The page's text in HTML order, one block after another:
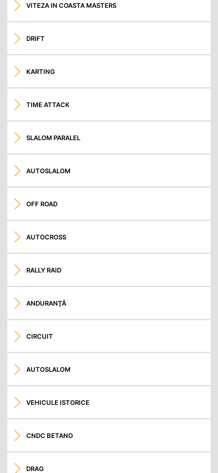
VITEZA IN COASTA MASTERS
DRIFT
KARTING
TIME ATTACK
SLALOM PARALEL
AUTOSLALOM
OFF ROAD
AUTOCROSS
RALLY RAID
ANDURANŢĂ
CIRCUIT
AUTOSLALOM
VEHICULE ISTORICE
CNDC BETANO
DRAG